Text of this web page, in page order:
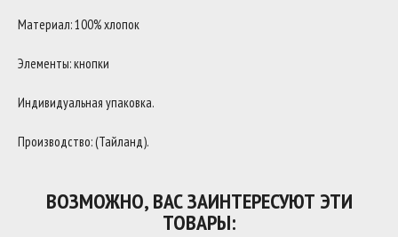
Материал: 100% хлопок
Элементы: кнопки
Индивидуальная упаковка.
Производство: (Тайланд).
ВОЗМОЖНО, ВАС ЗАИНТЕРЕСУЮТ ЭТИ
ТОВАРЫ: